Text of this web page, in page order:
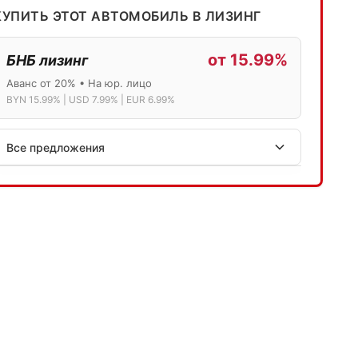
ЭТОТ АВТОМОБИЛЬ В ЛИЗИНГ
БНБ лизинг от 15.99%
Аванс от 20% • На юр. лицо
BYN 15.99% | USD 7.99% | EUR 6.99%
Все предложения
АСБ лизинг